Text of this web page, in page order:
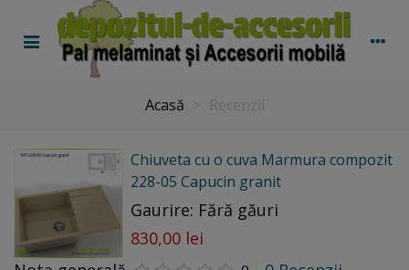
Acasă
Chiuveta cu o cuva Marmura compozit
228-05 Capucin granit
Gaurire: Fără găuri
830,00 lei